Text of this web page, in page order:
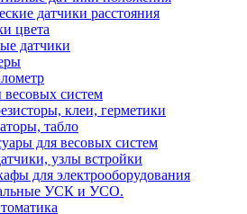
датчики расстояния
цвета
датчики
систем
клеи, герметики
табло
для весовых систем
узлы встройки
для электрооборудования
УСК и УСО.